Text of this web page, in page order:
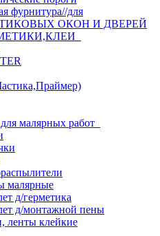
фурнитура//для
ОКОН И ДВЕРЕЙ
малярных работ
малярные
д/герметика
д/монтажной пены
ленты клейкие